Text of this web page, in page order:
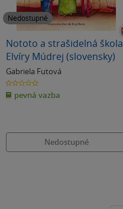
Nedostupné
Nototo a strašidelná škola
Elvíry Múdrej (slovensky)
Gabriela Futová
0.0
z
5
hvězdiček
pevná vazba
Nedostupné